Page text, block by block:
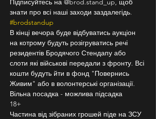
Підписуйтесь на @brod.stand_up, щоб
знати про всі наші заходи заздалегідь.
#brodstandup
В кінці вечора буде відбуватись аукціон
на котрому будуть розігруватись речі
резидентів Бродячого Стендапу або
слоти які військові передали з фронту. Всі
кошти будуть йти в фонд "Повернись
Живим" або в волонтерські організації.
Вільна посадка - можлива підсадка
18+
Частина від зібраних грошей піде на ЗСУ